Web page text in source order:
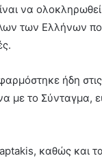
να
των Ελλήνων
ήδη
με το Σύνταγμα,
καθώς και